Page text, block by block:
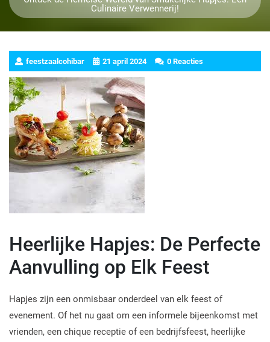
Culinaire Verwennerij!
feestzaalcohibar 21 april 2024 0 Reacties
Heerlijke Hapjes: De Perfecte
Aanvulling op Elk Feest
Hapjes zijn een onmisbaar onderdeel van elk feest of
evenement. Of het nu gaat om een informele bijeenkomst met
vrienden, een chique receptie of een bedrijfsfeest, heerlijke